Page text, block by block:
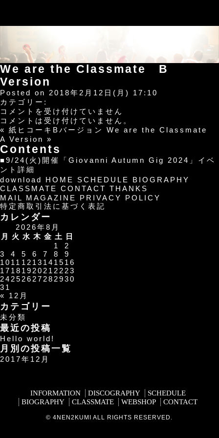
We are the Classmate B
Version
Posted on 2018年2月12日(月) 17:10
カテゴリー:
We
are
the
Classmate
B
Version
は
コメントを受け付けていません
コメントは受け付けていません。
« 紙ヒコーキBバージョン
We are the Classmate
A Version »
Contents
■9/24(火)開催「Giovanni Autumn Gig 2024」イベ
ント詳細
download
HOME SCHEDULE
BIOGRAPHY
CLASSMATE
CONTACT THANKS
MAIL MAGAZINE
PRIVACY POLICY
特定商取引法に基づく表記
カレンダー
2026年8月
月
火 水 木 金 土
日
1
2
3
4 5 6 7 8
9
10 11 12 13 14 15 16
17 18 19 20 21 22 23
24 25 26 27 28 2930
31
« 12月
カテゴリー
未分類
最近の投稿
Hello world!
月別の投稿一覧
2017年12月
INFORMATION DISCOGRAPHY
SCHEDULE
BIOGRAPHY
CLASSMATE WEBSHOP CONTACT
© 4NEN2KUMI ALL RIGHTS RESERVED.